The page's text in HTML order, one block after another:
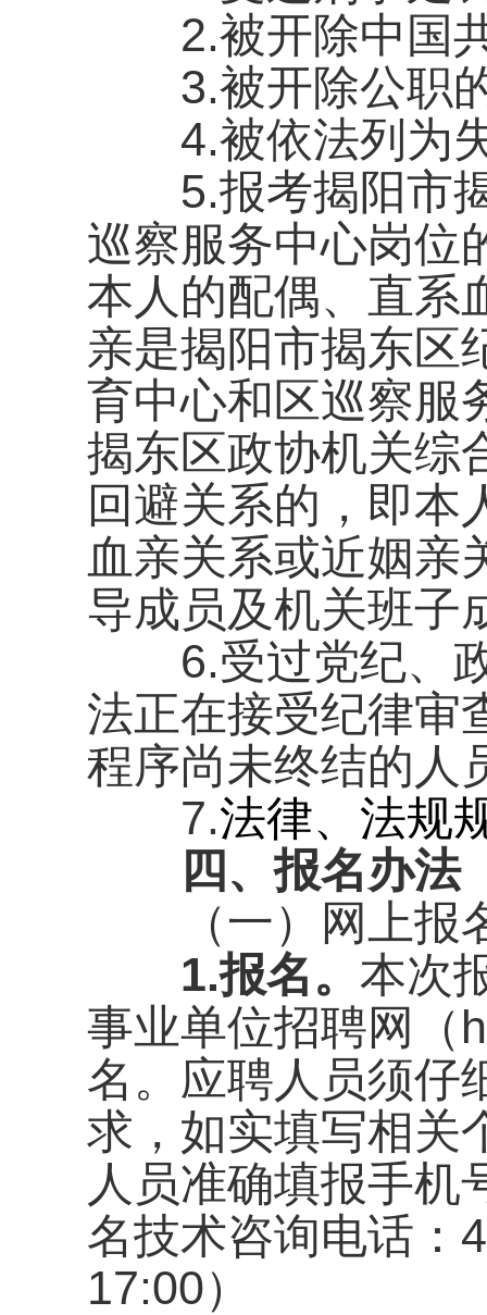
2.被开除中国共
3.被开除公职
4.被依法列为失
5.报考揭阳市揭
巡察服务中心岗位
本人的配偶、直系
亲是揭阳市揭东区
育中心和区巡察服
揭东区政协机关综
回避关系的，即本
血亲关系或近姻亲
导成员及机关班子
6.受过党纪、政
法正在接受纪律审
程序尚未终结的人
7.法律、法规
四、报名办
（一）网上报
1.报名。 本次
事业单位招聘网（
名。应聘人员须仔
求，如实填写相关
人员准确填报手机
名技术咨询电话：
17:00）